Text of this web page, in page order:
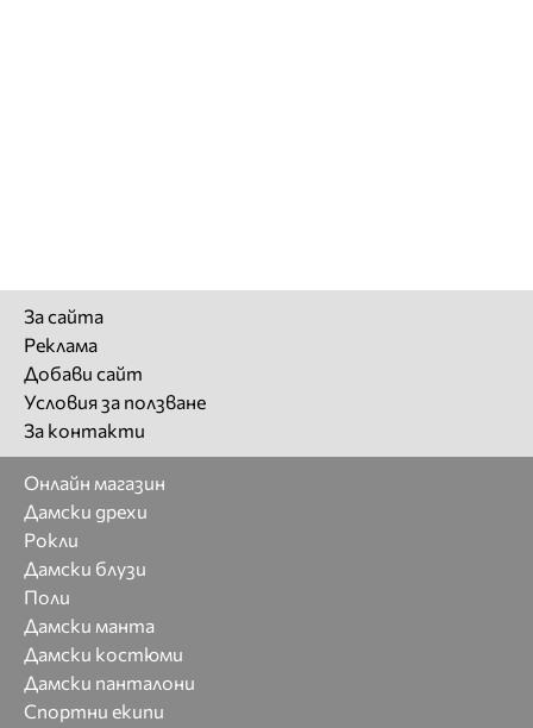
За сайта
Реклама
Добави сайт
Условия за ползване
За контакти
Онлайн магазин
Дамски дрехи
Рокли
Дамски блузи
Поли
Дамски манта
Дамски костюми
Дамски панталони
Спортни екипи